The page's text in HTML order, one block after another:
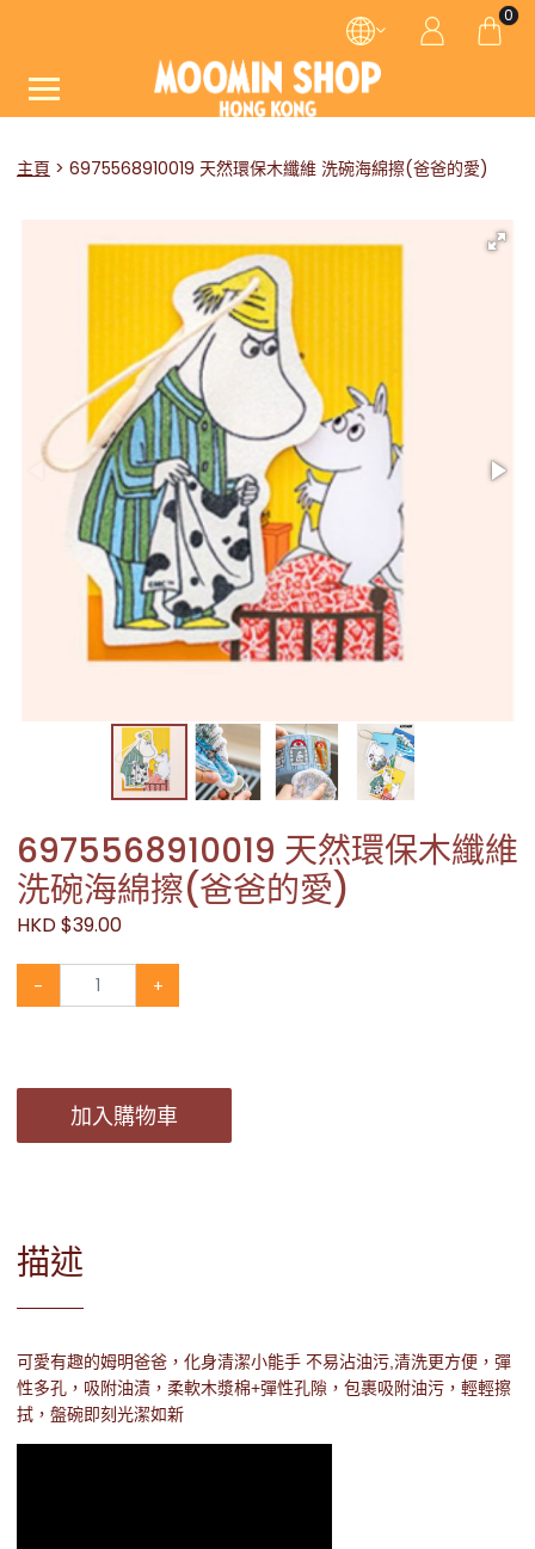
0
主頁 6975568910019 天然環保木纖維 洗碗海綿擦(爸爸的愛)
6975568910019 天然環保木纖維
洗碗海綿擦(爸爸的愛)
HKD $39.00
- +
加入購物車
描述
可愛有趣的姆明爸爸，化身清潔小能手 不易沾油污,清洗更方便，彈
性多孔，吸附油漬，柔軟木漿棉+彈性孔隙，包裹吸附油污，輕輕擦
拭，盤碗即刻光潔如新